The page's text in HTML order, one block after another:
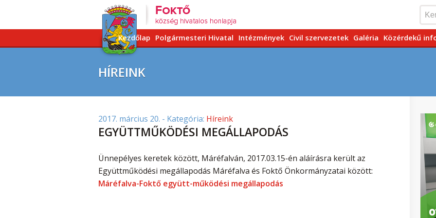
Kezdőlap Polgármesteri Hivatal Intézmények Civil szervezetek Galéria Közérdekű
HÍREINK
2017. március 20. - Kategória: Híreink
EGYÜTTMŰKÖDÉSI MEGÁLLAPODÁS
Ünnepélyes keretek között, Máréfalván, 2017.03.15-én aláírásra került az
Együttműködési megállapodás Máréfalva és Foktő Önkormányzatai között:
Máréfalva-Foktő együtt-működési megállapodás